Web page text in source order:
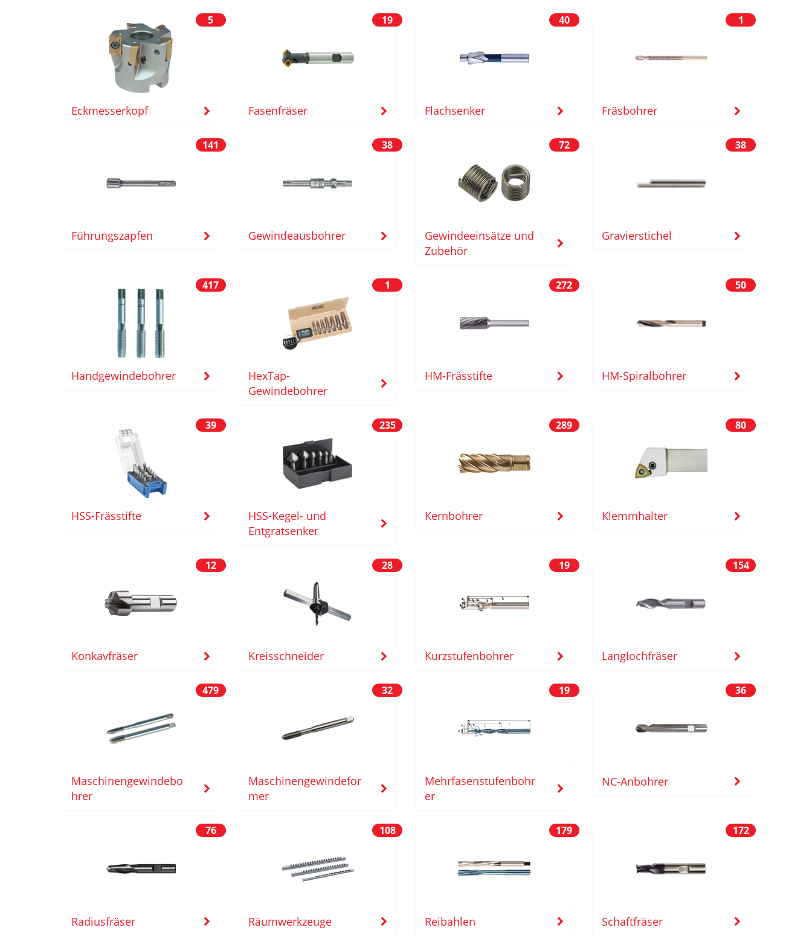
5
Eckmesserkopf
19
Fasenfräser
40
Flachsenker
1
Fräsbohrer
141
Führungszapfen
38
Gewindeausbohrer
72
Gewindeeinsätze und
Zubehör
38
Gravierstichel
417
Handgewindebohrer
1
HexTap-
Gewindebohrer
272
HM-Frässtifte
50
HM-Spiralbohrer
39
HSS-Frässtifte
235
HSS-Kegel- und
Entgratsenker
289
Kernbohrer
80
Klemmhalter
12
Konkavfräser
28
Kreisschneider
19
Kurzstufenbohrer
154
Langlochfräser
479
Maschinengewindebo
hrer
32
Maschinengewindefor
mer
19
Mehrfasenstufenbohr
er
36
NC-Anbohrer
76
Radiusfräser
108
Räumwerkzeuge
179
Reibahlen
172
Schaftfräser